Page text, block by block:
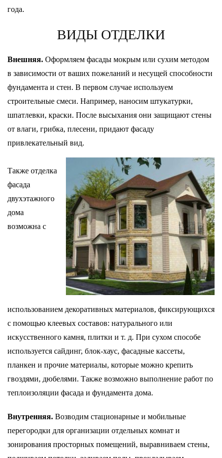
года.
ВИДЫ ОТДЕЛКИ
Внешняя. Оформляем фасады мокрым или сухим методом
в зависимости от ваших пожеланий и несущей способности
фундамента и стен. В первом случае используем
строительные смеси. Например, наносим штукатурки,
шпатлевки, краски. После высыхания они защищают стены
от влаги, грибка, плесени, придают фасаду
привлекательный вид.
Также отделка
фасада
двухэтажного
дома
возможна с
использованием декоративных материалов, фиксирующихся
с помощью клеевых составов: натурального или
искусственного камня, плитки и т. д. При сухом способе
используется сайдинг, блок-хаус, фасадные кассеты,
планкен и прочие материалы, которые можно крепить
гвоздями, дюбелями. Также возможно выполнение работ по
теплоизоляции фасада и фундамента дома.
Внутренняя. Возводим стационарные и мобильные
перегородки для организации отдельных комнат и
зонирования просторных помещений, выравниваем стены,